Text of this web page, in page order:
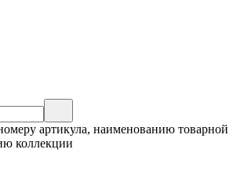
артикула, наименованию товарной
коллекции